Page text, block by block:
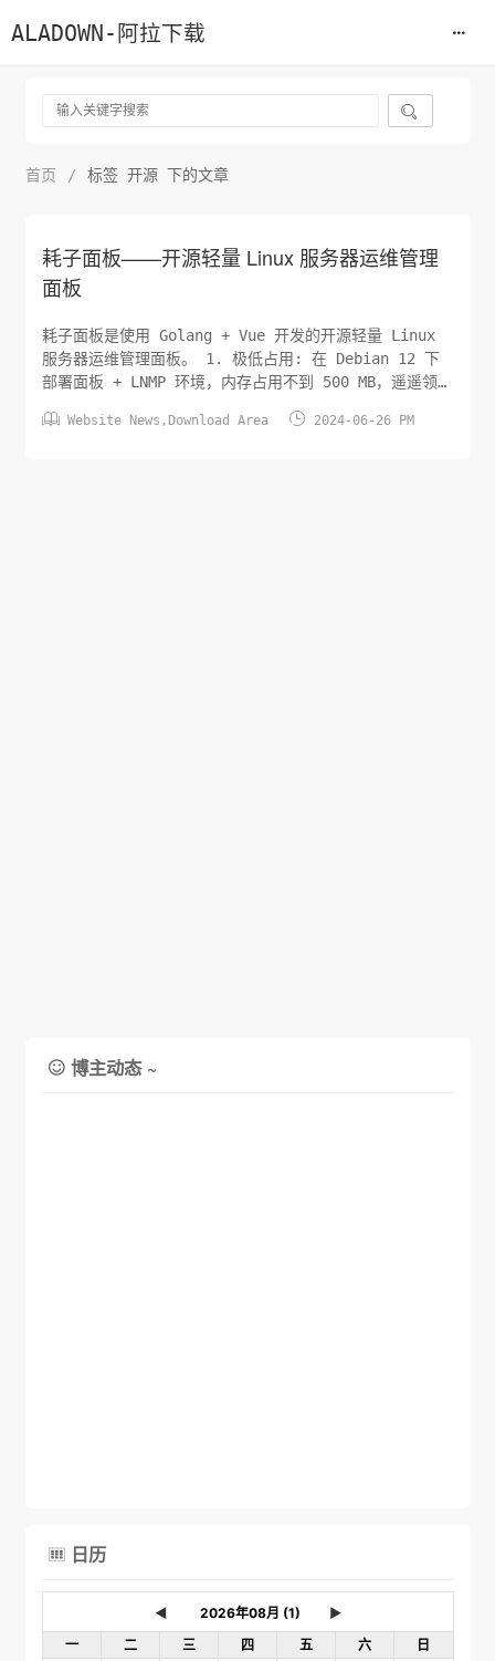
ALADOWN-阿拉下载

首页 / 标签 开源 下的文章
耗子面板——开源轻量 Linux 服务器运维管理
面板
耗子面板是使用 Golang + Vue 开发的开源轻量 Linux
服务器运维管理面板。 1. 极低占用: 在 Debian 12 下
部署面板 + LNMP 环境，内存占用不到 500 MB，遥遥领先
是尽可能减少对系统的额外修改，在同类面板中，我们对系
 Website News , Download Area  2024-06-26 PM
 博主动态 ~
 日历
◄
►
一
二 三 四 五 六
日